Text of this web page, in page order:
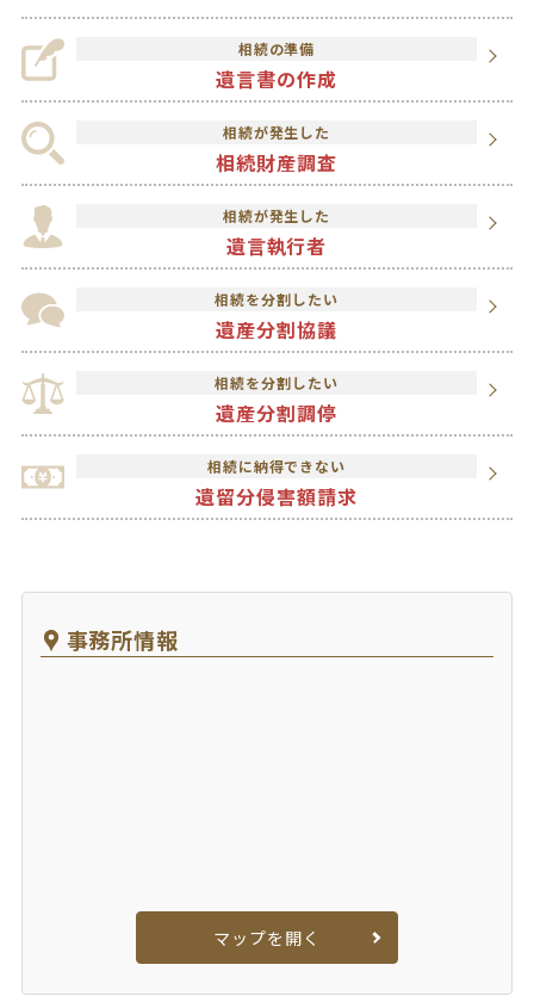
相続の準備
遺言書の作成
相続が発生した
相続財産調査
相続が発生した
遺言執行者
相続を分割したい
遺産分割協議
相続を分割したい
遺産分割調停
相続に納得できない
遺留分侵害額請求
事務所情報
マップを開く